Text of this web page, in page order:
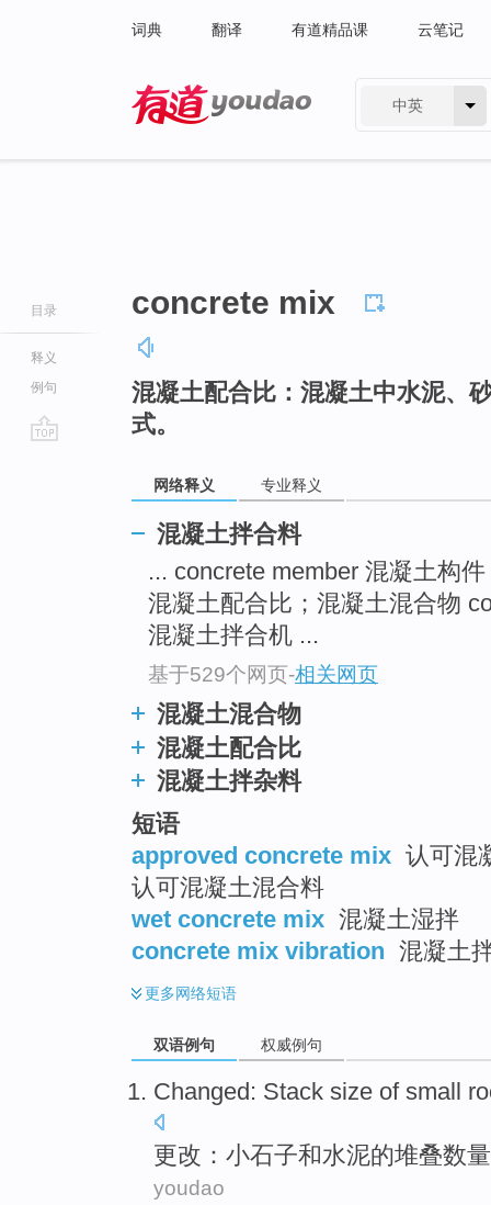
词典 翻译 有道精品课 云笔记
中英
目录
释义
例句
concrete mix
混凝土配合比：混凝土中水泥、
式。
网络释义 专业释义
混凝土拌合料
... concrete member 混凝土构件
混凝土配合比；混凝土混合物
混凝土拌合机 ...
基于529个网页-相关网页
混凝土混合物
混凝土配合比
混凝土拌杂料
短语
approved concrete mix 认可混
认可混凝土混合料
wet concrete mix 混凝土湿拌
concrete mix vibration 混凝土
更多网络短语
双语例句 权威例句
Changed: Stack size of small
更改 ： 小石子和水泥的堆叠数量
youdao